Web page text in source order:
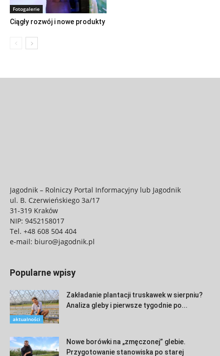
Fotogalerie
Ciągły rozwój i nowe produkty
Jagodnik – Rolniczy Portal Informacyjny lub Jagodnik
ul. B. Czerwieńskiego 3a/17
31-319 Kraków
NIP: 9452158017
Tel. +48 608 504 404
e-mail: biuro@jagodnik.pl
Popularne wpisy
aktualności
Zakładanie plantacji truskawek w sierpniu?
Analiza gleby i pierwsze tygodnie po...
Nowe borówki na „zmęczonej” glebie.
Przygotowanie stanowiska po starej